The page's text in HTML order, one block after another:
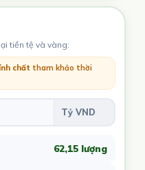
tiền tệ và vàng:
chất tham khảo thời
62,15 lượng